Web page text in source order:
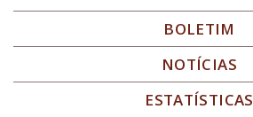
BOLETIM
NOTÍCIAS
ESTATÍSTICAS